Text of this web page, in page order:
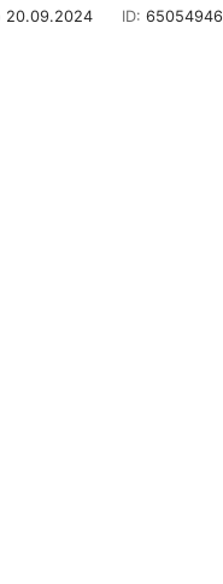
20.09.2024 ID:65054946